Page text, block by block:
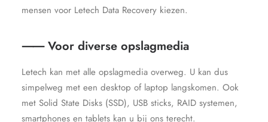
mensen voor Letech Data Recovery kiezen.
⸺ Voor diverse opslagmedia
Letech kan met alle opslagmedia overweg. U kan dus
simpelweg met een desktop of laptop langskomen. Ook
met Solid State Disks (SSD), USB sticks, RAID systemen,
smartphones en tablets kan u bij ons terecht.